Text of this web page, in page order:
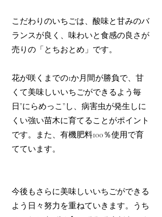
こだわりのいちごは、酸味と甘みのバ
ランスが良く、味わいと食感の良さが
売りの「とちおとめ」です。
花が咲くまでの1か月間が勝負で、甘
くて美味しいいちごができるよう毎
日”にらめっこ”し、病害虫が発生しに
くい強い苗木に育てることがポイント
です。また、有機肥料100％使用で育
てています。
今後もさらに美味しいいちごができる
よう日々努力を重ねていきます。うち